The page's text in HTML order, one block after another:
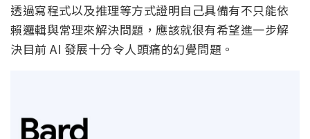
透過寫程式以及推理等方式證明自己具備有不只能依
賴邏輯與常理來解決問題，應該就很有希望進一步解
決目前 AI 發展十分令人頭痛的幻覺問題。